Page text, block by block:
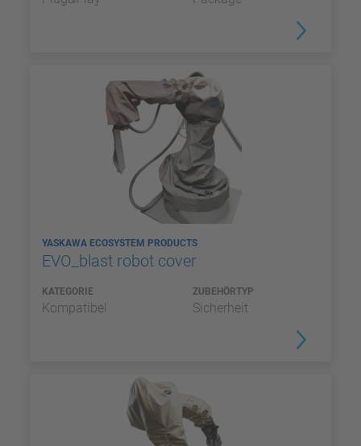
YASKAWA ECOSYSTEM PRODUCTS
EVO_blast robot cover
KATEGORIE
Kompatibel
ZUBEHÖRTYP
Sicherheit